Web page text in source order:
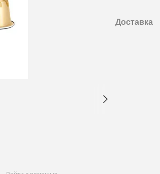
Доставка